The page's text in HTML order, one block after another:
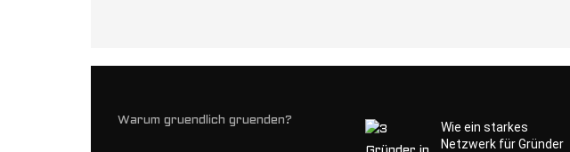
Warum gruendlich gruenden?
Wie ein starkes
Netzwerk für Gründer